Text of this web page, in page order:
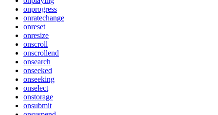
onprogress
onratechange
onreset
onresize
onscroll
onscrollend
onsearch
onseeked
onseeking
onselect
onstorage
onsubmit